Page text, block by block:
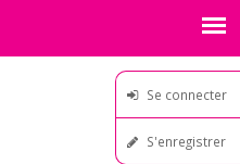
Se connecter
S'enregistrer